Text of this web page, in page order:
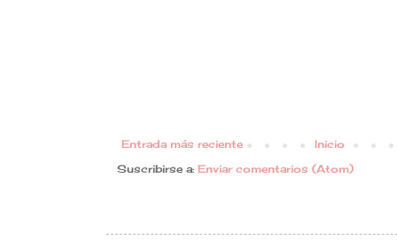
Entrada más reciente
Inicio
Suscribirse a: Enviar comentarios (Atom)